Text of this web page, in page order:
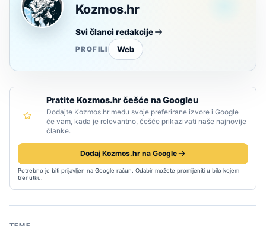
Kozmos.hr
Svi članci redakcije
PROFILI Web
Pratite Kozmos.hr češće na Googleu
Dodajte Kozmos.hr među svoje preferirane izvore i Google
će vam, kada je relevantno, češće prikazivati naše najnovije
članke.
Dodaj Kozmos.hr na Google
Potrebno je biti prijavljen na Google račun. Odabir možete promijeniti u bilo kojem
trenutku.